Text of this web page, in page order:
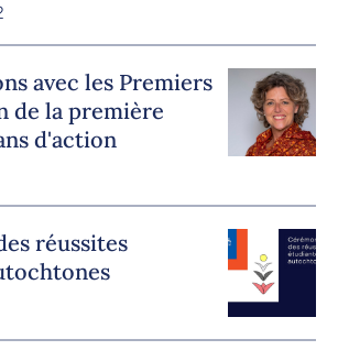
avec les Premiers
de la première
d'action
réussites